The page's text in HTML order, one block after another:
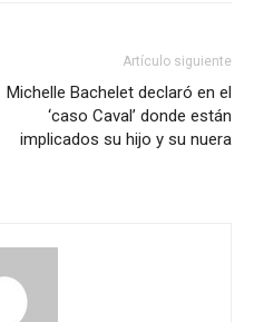
Artículo siguiente
Michelle Bachelet declaró en el
‘caso Caval’ donde están
implicados su hijo y su nuera